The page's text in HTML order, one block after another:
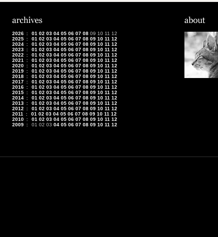
2026 : 01 02 03 04 05 06 07 08 09 10 11 12
2025 : 01 02 03 04 05 06 07 08 09 10 11 12
2024 : 01 02 03 04 05 06 07 08 09 10 11 12
2023 : 01 02 03 04 05 06 07 08 09 10 11 12
2022
: 01 02 03 04 05 06 07 08 09 10 11 12
2021
: 01 02 03 04 05 06 07 08 09 10 11 12
2020 : 01 02 03 04 05 06 07 08 09 10 11 12
2019 : 01 02 03 04 05 06 07 08 09 10 11 12
2018 : 01 02 03 04 05 06 07 08 09 10 11 12
2017 : 01 02 03 04 05 06 07 08 09 10 11 12
2016 : 01 02 03 04 05 06 07 08 09 10 11 12
2015 : 01 02 03 04 05 06 07 08 09 10 11 12
2014 : 01 02 03 04 05 06 07 08 09 10 11 12
2013 : 01 02 03 04 05 06 07 08 09 10 11 12
2012
: 01 02 03 04 05 06 07 08 09 10 11 12
2011
: 01 02 03 04 05 06 07 08 09 10 11 12
2010 : 01 02 03 04 05 06 07 08 09 10 11 12
2009 : 01 02 03 04 05 06 07 08 09 10 11 12